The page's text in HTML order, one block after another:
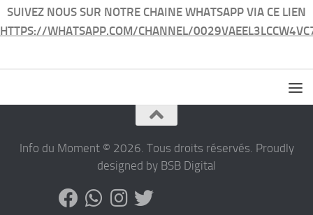
SUIVEZ NOUS SUR NOTRE CHAINE WHATSAPP VIA CE LIEN
HTTPS://WHATSAPP.COM/CHANNEL/
Info du Moment © 2026. Tous droits réservés. Proudly
designed by BSB Digital